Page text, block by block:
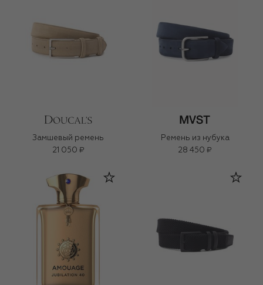
Замшевый ремень
21 050 ₽
Ремень из нубука
28 450 ₽